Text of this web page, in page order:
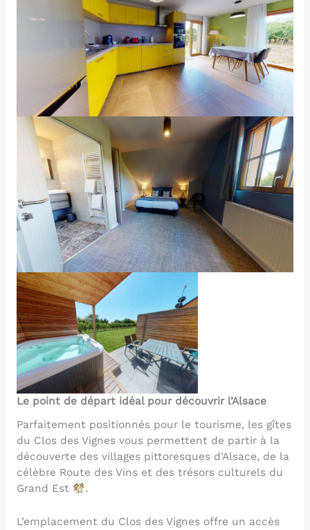
Le point de départ idéal pour découvrir l’Alsace
Parfaitement positionnés pour le tourisme, les gîtes
du Clos des Vignes vous permettent de partir à la
découverte des villages pittoresques d’Alsace, de la
célèbre Route des Vins et des trésors culturels du
Grand Est
.
L’emplacement du Clos des Vignes offre un accès